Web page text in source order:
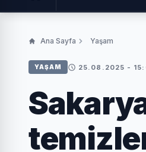
Ana Sayfa Yaşam
YAŞAM 25.08.2025 -